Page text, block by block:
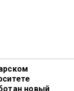
новый